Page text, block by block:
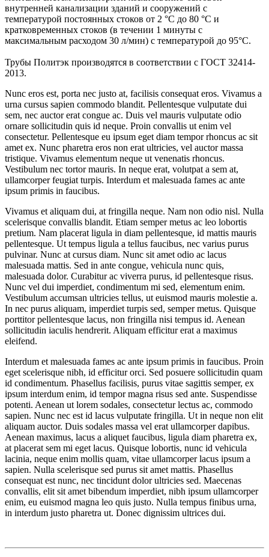
внутренней канализации зданий и сооружений с
температурой постоянных стоков от 2 °C до 80 °С и
кратковременных стоков (в течении 1 минуты с
максимальным расходом 30 л/мин) с температурой до 95°С.
Трубы Политэк производятся в соответствии с ГОСТ 32414-
2013.
Nunc eros est, porta nec justo at, facilisis consequat eros. Vivamus a
urna cursus sapien commodo blandit. Pellentesque vulputate dui
sem, nec auctor erat congue ac. Duis vel mauris vulputate odio
ornare sollicitudin quis id neque. Proin convallis ut enim vel
consectetur. Pellentesque eu ipsum eget diam tempor rhoncus ac sit
amet ex. Nunc pharetra eros non erat ultricies, vel auctor massa
tristique. Vivamus elementum neque ut venenatis rhoncus.
Vestibulum nec tortor mauris. In neque erat, volutpat a sem at,
ullamcorper feugiat turpis. Interdum et malesuada fames ac ante
ipsum primis in faucibus.
Vivamus et aliquam dui, at fringilla neque. Nam non odio nisl. Nulla
scelerisque convallis blandit. Etiam semper metus ac leo lobortis
pretium. Nam placerat ligula in diam pellentesque, id mattis mauris
pellentesque. Ut tempus ligula a tellus faucibus, nec varius purus
pulvinar. Nunc at cursus diam. Nunc sit amet odio ac lacus
malesuada mattis. Sed in ante congue, vehicula nunc quis,
malesuada dolor. Curabitur ac viverra purus, id pellentesque risus.
Nunc vel dui imperdiet, condimentum mi sed, elementum enim.
Vestibulum accumsan ultricies tellus, ut euismod mauris molestie a.
In nec purus aliquam, imperdiet turpis sed, semper metus. Quisque
porttitor pellentesque lacus, non fringilla nisi tempus id. Aenean
sollicitudin iaculis hendrerit. Aliquam efficitur erat a maximus
eleifend.
Interdum et malesuada fames ac ante ipsum primis in faucibus. Proin
eget scelerisque nibh, id efficitur orci. Sed posuere sollicitudin quam
id condimentum. Phasellus facilisis, purus vitae sagittis semper, ex
ipsum interdum enim, id tempor magna risus sed ante. Suspendisse
potenti. Aenean ut lorem sodales, consectetur lectus ac, commodo
sapien. Nunc nec est id lacus vulputate fringilla. Ut in neque non elit
aliquam auctor. Duis sodales massa vel erat ullamcorper dapibus.
Aenean maximus, lacus a aliquet faucibus, ligula diam pharetra ex,
at placerat sem mi eget lacus. Quisque lobortis, nunc id vehicula
lacinia, neque enim mollis quam, vitae ullamcorper lacus ipsum a
sapien. Nulla scelerisque sed purus sit amet mattis. Phasellus
consequat est nunc, nec tincidunt dolor ultricies sed. Maecenas
convallis, elit sit amet bibendum imperdiet, nibh ipsum ullamcorper
enim, eu euismod magna leo quis justo. Nulla tempus finibus urna,
in interdum justo pharetra ut. Donec dignissim ultrices dui.